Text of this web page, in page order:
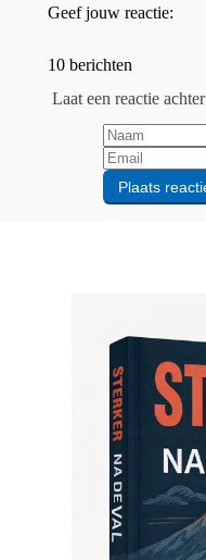
Geef jouw reactie:
10 berichten
Laat een reactie achter